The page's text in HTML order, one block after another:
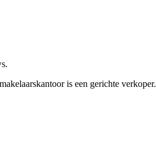
is een gerichte verkoper.